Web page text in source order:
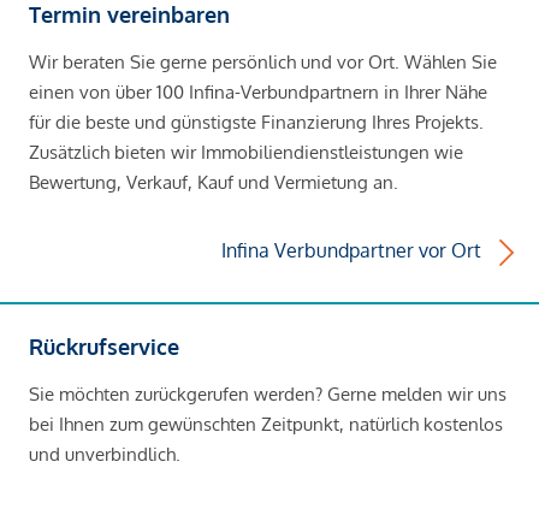
Termin vereinbaren
Wir beraten Sie gerne persönlich und vor Ort. Wählen Sie
einen von über 100 Infina-Verbundpartnern in Ihrer Nähe
für die beste und günstigste Finanzierung Ihres Projekts.
Zusätzlich bieten wir Immobiliendienstleistungen wie
Bewertung, Verkauf, Kauf und Vermietung an.
Infina Verbundpartner vor Ort
Rückrufservice
Sie möchten zurückgerufen werden? Gerne melden wir uns
bei Ihnen zum gewünschten Zeitpunkt, natürlich kostenlos
und unverbindlich.